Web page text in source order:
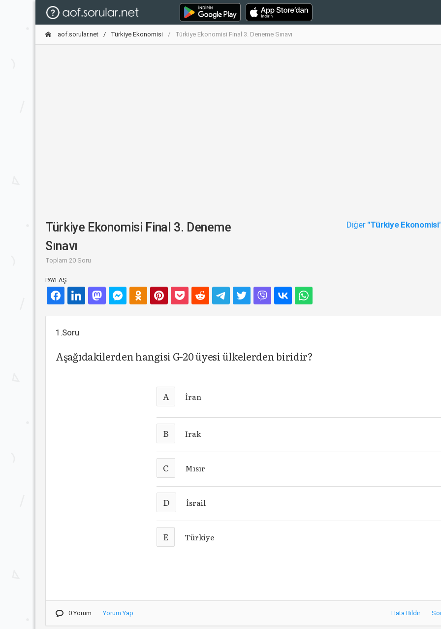
aof.sorular.net Türkiye Ekonomisi Türkiye Ekonomisi Final 3. Deneme Sınavı
Türkiye Ekonomisi Final 3. Deneme
Sınavı
Toplam 20 Soru
Diğer "Türkiye
PAYLAŞ:
1.Soru
Aşağıdakilerden hangisi G-20 üyesi ülkelerden biridir?
A İran
B Irak
C Mısır
D İsrail
E Türkiye
0 Yorum Yorum Yap Hata Bildir